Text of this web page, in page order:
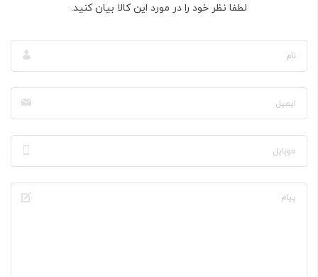
لطفا نظر خود را در مورد این کالا بیان کنید.